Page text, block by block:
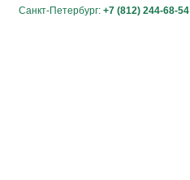
Санкт-Петербург: +7 (812) 244-68-54